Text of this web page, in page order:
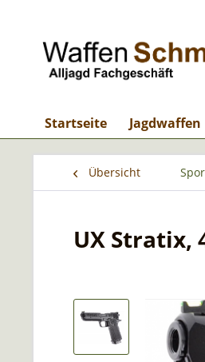
Startseite Jagdwaffen
Übersicht
UX Stratix,